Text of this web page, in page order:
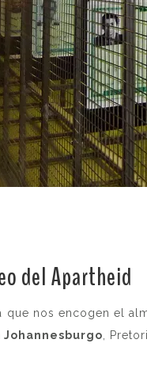
del Apartheid
que nos encogen el
Johannesburgo,